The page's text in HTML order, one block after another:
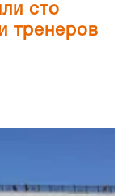
сто
тренеров